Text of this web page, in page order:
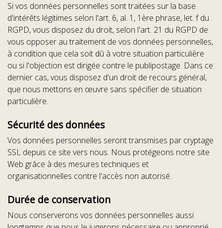
Si vos données personnelles sont traitées sur la base
d'intérêts légitimes selon l'art. 6, al. 1, 1ère phrase, let. f du
RGPD, vous disposez du droit, selon l'art. 21 du RGPD de
vous opposer au traitement de vos données personnelles,
à condition que cela soit dû à votre situation particulière
ou si l'objection est dirigée contre le publipostage. Dans ce
dernier cas, vous disposez d'un droit de recours général,
que nous mettons en œuvre sans spécifier de situation
particulière.
Sécurité des données
Vos données personnelles seront transmises par cryptage
SSL depuis ce site vers nous. Nous protégeons notre site
Web grâce à des mesures techniques et
organisationnelles contre l'accès non autorisé.
Durée de conservation
Nous conserverons vos données personnelles aussi